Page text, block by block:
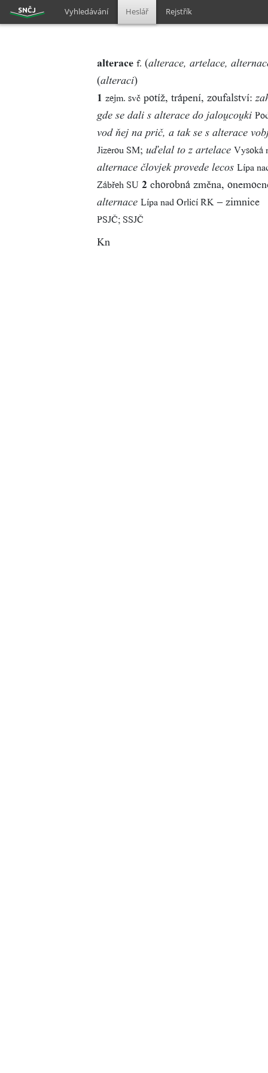
Vyhledávání Heslář Rejstřík
alterace f. (alterace, artelace,
(alteraci)
1 zejm. svč potíž, trápení, zoufalství:
gde se dali s alterace do jalocoki
vod ňej na prič, a tak se s alterace
Jizerou SM; uďelal to z artelace Vysoká
alternace človjek provede lecos Lípa
Zábřeh SU 2 chorobná změna,
alternace Lípa nad Orlicí RK – zimnice
PSJČ; SSJČ
Kn